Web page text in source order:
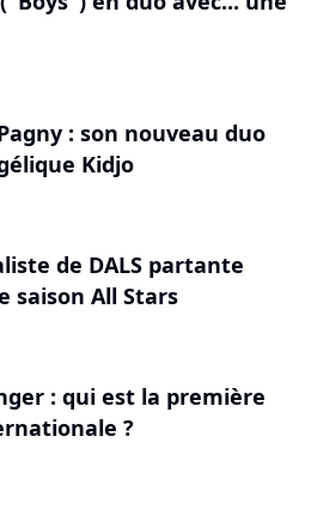
: son nouveau duo
Kidjo
de DALS partante
saison All Stars
: qui est la première
?